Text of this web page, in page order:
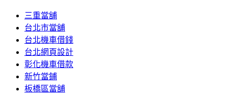
三重當舖
台北市當舖
台北機車借錢
台北網頁設計
彰化機車借款
新竹當鋪
板橋區當舖